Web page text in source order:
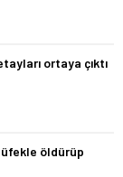
ortaya çıktı
öldürüp